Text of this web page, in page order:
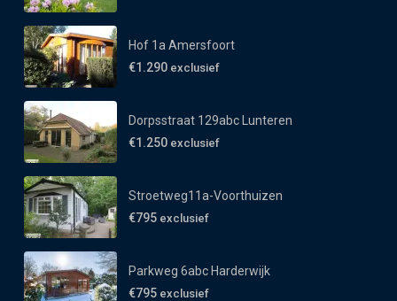
Hof 1a Amersfoort
€1.290 exclusief
Dorpsstraat 129abc Lunteren
€1.250 exclusief
Stroetweg11a-Voorthuizen
€795 exclusief
Parkweg 6abc Harderwijk
€795 exclusief